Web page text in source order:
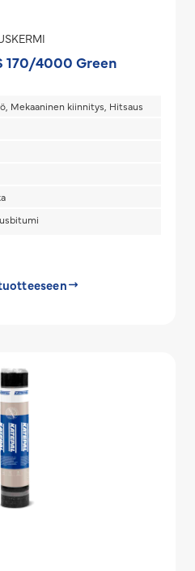
170/4000 Green
Mekaaninen kiinnitys, Hitsaus